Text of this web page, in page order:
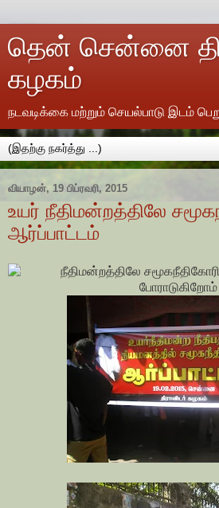
தென் சென்னை
கழகம்
நடவடிக்கை மற்றும் செயல்பாடு இடம்
வியாழன், 19 பிப்ரவரி, 2015
உயர் நீதிமன்றத்திலே
ஆர்ப்பாட்டம்